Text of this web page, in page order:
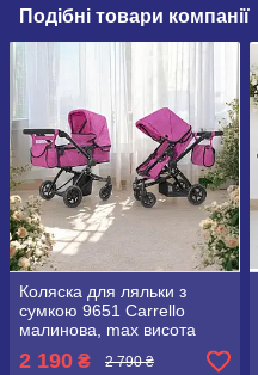
Подібні товари компанії
Коляска для ляльки з
сумкою 9651 Carrello
малинова, max висота
перекидної ручки 65 см
2 190 ₴ 2 790 ₴